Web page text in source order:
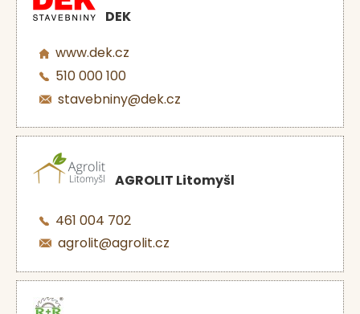
DEK
www.dek.cz
510 000 100
stavebniny@dek.cz
AGROLIT Litomyšl
461 004 702
agrolit@agrolit.cz